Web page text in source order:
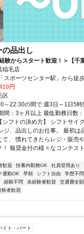
品出し
験からスタート歓迎！＞【千
稲毛店
スポーツセンター駅」から徒
円
区
～22:30の間で 週3日～1日5時
間：3ヶ月以上 最低勤務日数
シフトの決め方】 シフトサイ
ジ、品出しのお仕事。 最初は
て、 慣れてきたらレジ・販売
！ 報奨金付の様々なコンテス
歓迎 扶養内勤務OK 社員登用あり
通勤OK 早朝 シフト自由 学歴不問
経験不問 未経験者歓迎 交通費全
格者歓迎
イト・パート